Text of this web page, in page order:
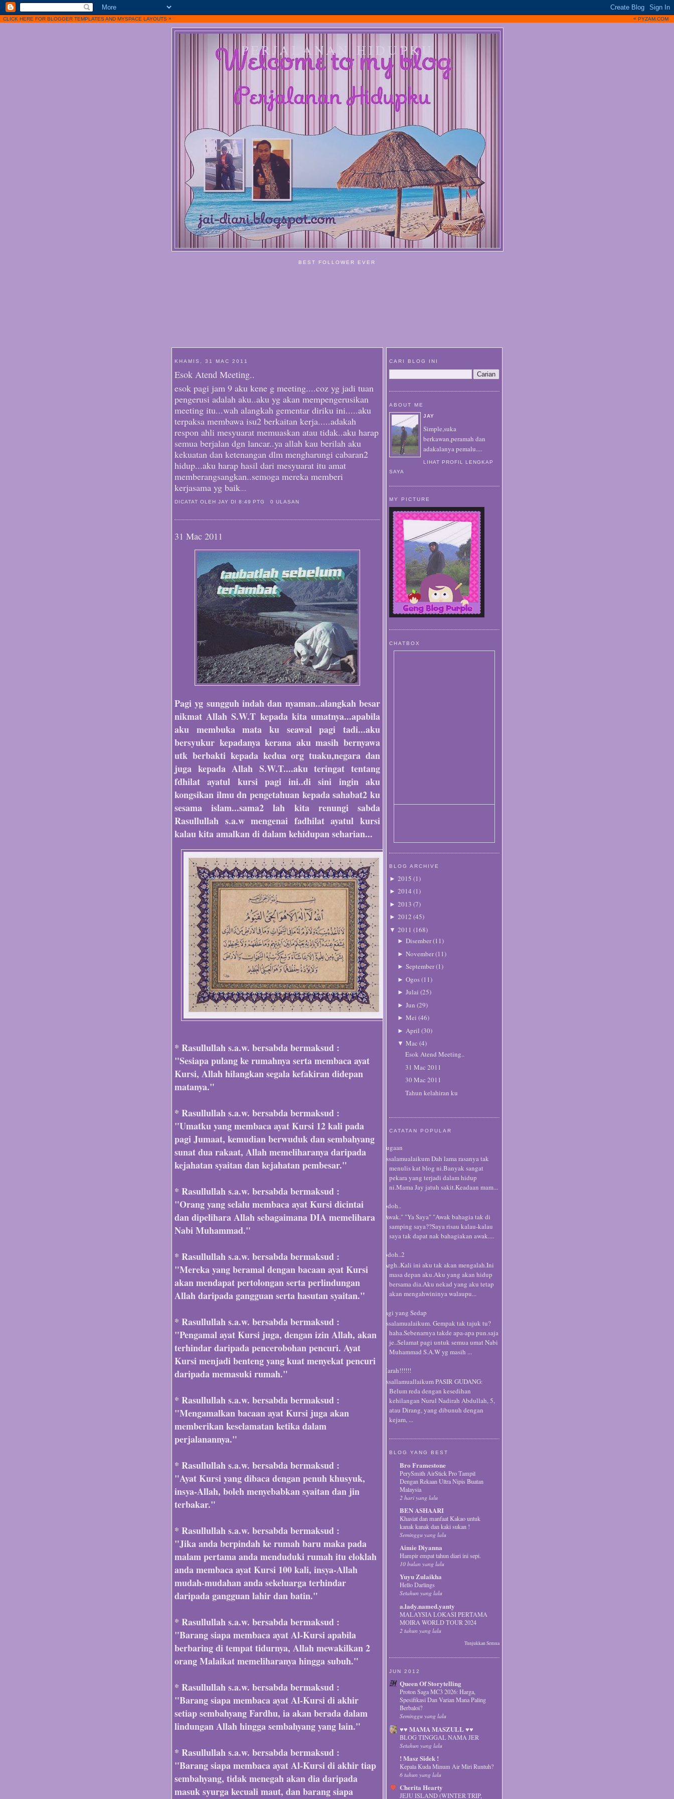
« PYZAM.COM
CLICK HERE FOR BLOGGER TEMPLATESAND MYSPACE LAYOUTS »
PERJALANAN HIDUPKU
BEST FOLLOWER EVER
KHAMIS, 31 MAC 2011
Esok Atend Meeting..
esok pagi jam 9 aku kene g meeting....coz yg jadi tuan
pengerusi adalah aku..aku yg akan mempengerusikan
meeting itu...wah alangkah gementar diriku ini.....aku
terpaksa membawa isu2 berkaitan kerja.....adakah
respon ahli mesyuarat memuaskan atau tidak..aku harap
semua berjalan dgn lancar..ya allah kau berilah aku
kekuatan dan ketenangan dlm mengharungi cabaran2
hidup...aku harap hasil dari mesyuarat itu amat
memberangsangkan..semoga mereka memberi
kerjasama yg baik....
DICATAT OLEH JAY DI8:49 PTG 0 ULASAN
31 Mac 2011
Pagi yg sungguh indah dan nyaman..alangkah besar
nikmat Allah S.W.T kepada kita umatnya...apabila
aku membuka mata ku seawal pagi tadi...aku
bersyukur kepadanya kerana aku masih bernyawa
utk berbakti kepada kedua org tuaku,negara dan
juga kepada Allah S.W.T....aku teringat tentang
fdhilat ayatul kursi pagi ini..di sini ingin aku
kongsikan ilmu dn pengetahuan kepada sahabat2 ku
sesama islam...sama2 lah kita renungi sabda
Rasullullah s.a.w mengenai fadhilat ayatul kursi
kalau kita amalkan di dalam kehidupan seharian...
* Rasullullah s.a.w. bersabda bermaksud :
"Sesiapa pulang ke rumahnya serta membaca ayat
Kursi, Allah hilangkan segala kefakiran didepan
matanya."
* Rasullullah s.a.w. bersabda bermaksud :
"Umatku yang membaca ayat Kursi 12 kali pada
pagi Jumaat, kemudian berwuduk dan sembahyang
sunat dua rakaat, Allah memeliharanya daripada
kejahatan syaitan dan kejahatan pembesar."
* Rasullullah s.a.w. bersabda bermaksud :
"Orang yang selalu membaca ayat Kursi dicintai
dan dipelihara Allah sebagaimana DIA memelihara
Nabi Muhammad."
* Rasullullah s.a.w. bersabda bermaksud :
"Mereka yang beramal dengan bacaan ayat Kursi
akan mendapat pertolongan serta perlindungan
Allah daripada gangguan serta hasutan syaitan."
* Rasullullah s.a.w. bersabda bermaksud :
"Pengamal ayat Kursi juga, dengan izin Allah, akan
terhindar daripada pencerobohan pencuri. Ayat
Kursi menjadi benteng yang kuat menyekat pencuri
daripada memasuki rumah."
* Rasullullah s.a.w. bersabda bermaksud :
"Mengamalkan bacaan ayat Kursi juga akan
memberikan keselamatan ketika dalam
perjalanannya."
* Rasullullah s.a.w. bersabda bermaksud :
"Ayat Kursi yang dibaca dengan penuh khusyuk,
insya-Allah, boleh menyebabkan syaitan dan jin
terbakar."
* Rasullullah s.a.w. bersabda bermaksud :
"Jika anda berpindah ke rumah baru maka pada
malam pertama anda menduduki rumah itu eloklah
anda membaca ayat Kursi 100 kali, insya-Allah
mudah-mudahan anda sekeluarga terhindar
daripada gangguan lahir dan batin."
* Rasullullah s.a.w. bersabda bermaksud :
"Barang siapa membaca ayat Al-Kursi apabila
berbaring di tempat tidurnya, Allah mewakilkan 2
orang Malaikat memeliharanya hingga subuh."
* Rasullullah s.a.w. bersabda bermaksud :
"Barang siapa membaca ayat Al-Kursi di akhir
setiap sembahyang Fardhu, ia akan berada dalam
lindungan Allah hingga sembahyang yang lain."
* Rasullullah s.a.w. bersabda bermaksud :
"Barang siapa membaca ayat Al-Kursi di akhir tiap
sembahyang, tidak menegah akan dia daripada
masuk syurga kecuali maut, dan barang siapa
CARI BLOG INI
ABOUT ME
JAY
Simple,suka
berkawan,peramah dan
adakalanya pemalu....
LIHAT PROFIL LENGKAP
SAYA
MY PICTURE
CHATBOX
BLOG ARCHIVE
► 2015 (1)
► 2014 (1)
► 2013 (7)
► 2012 (45)
▼ 2011 (168)
► Disember(11)
► November(11)
► September(1)
► Ogos(11)
► Julai (25)
► Jun (29)
► Mei (46)
► April (30)
▼ Mac (4)
Esok Atend Meeting..
31 Mac 2011
30 Mac 2011
Tahun kelahiran ku
CATATAN POPULAR
Dugaan
Assalamualaikum Dah lama rasanya tak
menulis kat blog ni.Banyak sangat
pekara yang terjadi dalam hidup
ni.Mama Jay jatuh sakit.Keadaan mam...
Jodoh..
"Awak." "Ya Saya" "Awak bahagia tak di
samping saya??Saya risau kalau-kalau
saya tak dapat nak bahagiakan awak....
Jodoh..2
Argh..Kali ini aku tak akan mengalah.Ini
masa depan aku.Aku yang akan hidup
bersama dia.Aku nekad yang aku tetap
akan mengahwininya walaupu...
Pagi yang Sedap
Assalamualaikum. Gempak tak tajuk tu?
haha.Sebenarnya takde apa-apa pun.saja
je..Selamat pagi untuk semua umat Nabi
Muhammad S.A.W yg masih ...
Marah!!!!!!
Assallamuallaikum PASIR GUDANG:
Belum reda dengan kesedihan
kehilangan Nurul Nadirah Abdullah, 5,
atau Dirang, yang dibunuh dengan
kejam, ...
BLOG YANG BEST
Bro Framestone
PerySmith AirStick Pro Tampil
Dengan Rekaan Ultra Nipis Buatan
Malaysia
2 hari yang lalu
BEN ASHAARI
Khasiat dan manfaat Kakao untuk
kanak kanak dan kaki sukan !
Seminggu yang lalu
Aimie Diyanna
Hampir empat tahun diari ini sepi.
10 bulan yang lalu
Yuyu Zulaikha
Hello Darlings
Setahun yang lalu
a.lady.named.yanty
MALAYSIA LOKASI PERTAMA
MOIRA WORLD TOUR 2024
2 tahun yang lalu
Tunjukkan Semua
JUN 2012
Queen Of Storytelling
Proton Saga MC3 2026: Harga,
Spesifikasi Dan Varian Mana Paling
Berbaloi?
Seminggu yang lalu
♥♥ MAMA MASZULL ♥♥
BLOG TINGGAL NAMA JER
Setahun yang lalu
! Masz Sidek !
Kepala Kuda Minum Air Miri Runtuh?
6 tahun yang lalu
Cherita Hearty
JEJU ISLAND (WINTER TRIP,